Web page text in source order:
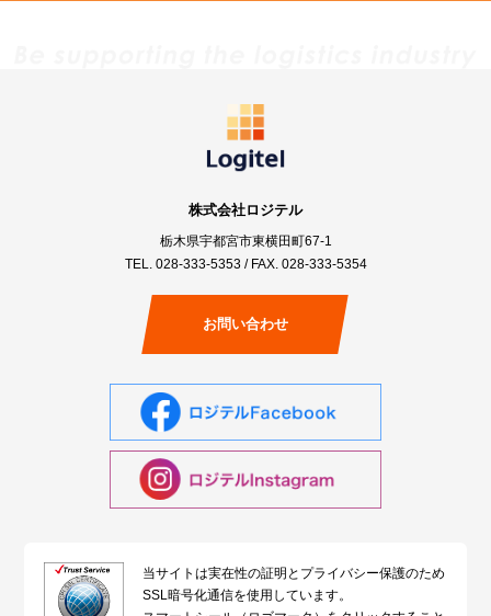
株式会社ロジテル
栃木県宇都宮市東横田町67-1
TEL. 028-333-5353 / FAX. 028-333-5354
お問い合わせ
当サイトは実在性の証明とプライバシー保護のため
SSL暗号化通信を使用しています。